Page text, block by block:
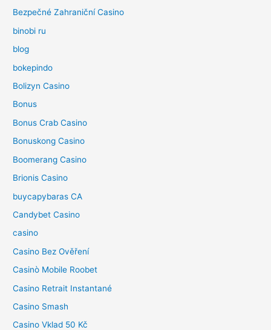
Bezpečné Zahraniční Casino
binobi ru
blog
bokepindo
Bolizyn Casino
Bonus
Bonus Crab Casino
Bonuskong Casino
Boomerang Casino
Brionis Casino
buycapybaras CA
Candybet Casino
casino
Casino Bez Ověření
Casinò Mobile Roobet
Casino Retrait Instantané
Casino Smash
Casino Vklad 50 Kč